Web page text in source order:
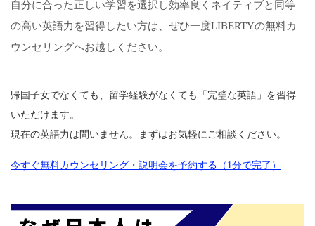
自分に合った正しい学習を選択し効率良くネイティブと同等
の高い英語力を習得したい方は、ぜひ一度LIBERTYの無料カ
ウンセリングへお越しください。
帰国子女でなくても、留学経験がなくても「完璧な英語」を習得
いただけます。
現在の英語力は問いません。まずはお気軽にご相談ください。
今すぐ無料カウンセリング・説明会を予約する（1分で完了）